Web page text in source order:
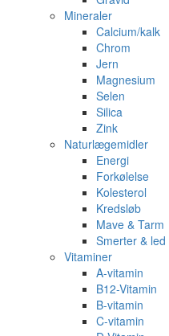
Mineraler
Calcium/kalk
Chrom
Jern
Magnesium
Selen
Silica
Zink
Naturlægemidler
Energi
Forkølelse
Kolesterol
Kredsløb
Mave & Tarm
Smerter & led
Vitaminer
A-vitamin
B12-Vitamin
B-vitamin
C-vitamin